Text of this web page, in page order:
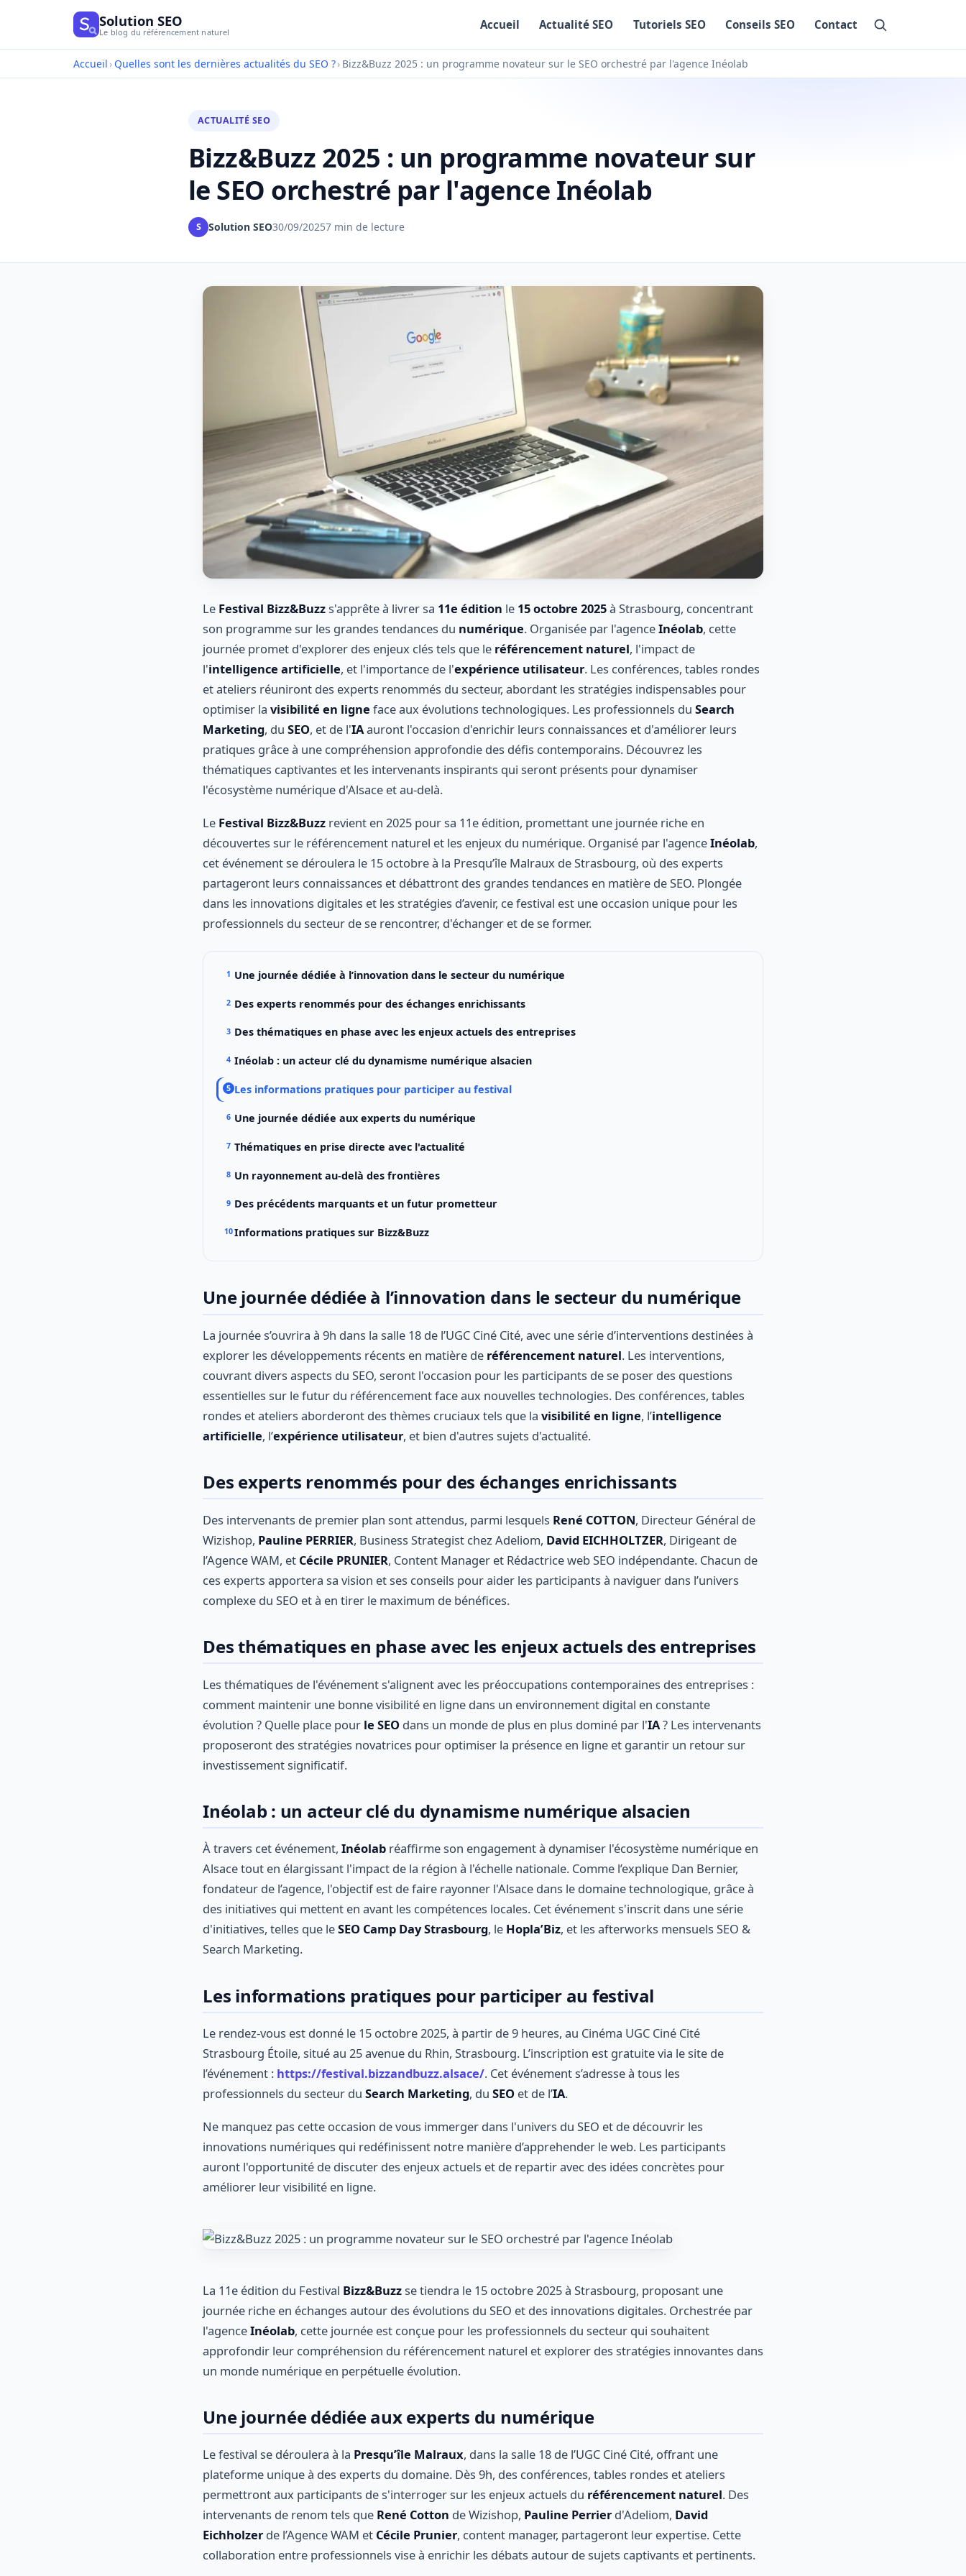
Solution SEO
Le blog du référencement naturel
Accueil Actualité SEO Tutoriels SEO Conseils SEO Contact
Accueil › Quelles sont les dernières actualités du SEO ?› Bizz&Buzz 2025 : un programme novateur sur le SEO orchestré par l'agence Inéolab
ACTUALITÉ SEO
Bizz&Buzz 2025 : un programme novateur sur
le SEO orchestré par l'agence Inéolab
S Solution SEO30/09/20257 min de lecture
Le Festival Bizz&Buzzs'apprête à livrer sa 11e édition le 15 octobre 2025à Strasbourg, concentrant
son programme sur les grandes tendances du numérique. Organisée par l'agenceInéolab, cette
journée promet d'explorer des enjeux clés tels que le référencement naturel, l'impact de
l'intelligence artificielle, et l'importance de l'expérience utilisateur. Les conférences, tables rondes
et ateliers réuniront des experts renommés du secteur, abordant les stratégies indispensables pour
optimiser la visibilité en ligne face aux évolutions technologiques. Les professionnels du Search
Marketing, du SEO, et de l'IAauront l'occasion d'enrichir leurs connaissances et d'améliorer leurs
pratiques grâce à une compréhension approfondie des défis contemporains. Découvrez les
thématiques captivantes et les intervenants inspirants qui seront présents pour dynamiser
l'écosystème numérique d'Alsace et au-delà.
Le Festival Bizz&Buzz revient en 2025 pour sa 11e édition, promettant une journée riche en
découvertes sur le référencement naturel et les enjeux du numérique. Organisé par l'agenceInéolab,
cet événement se déroulera le 15 octobre à la Presqu’île Malraux de Strasbourg, où des experts
partageront leurs connaissances et débattront des grandes tendances en matière de SEO. Plongée
dans les innovations digitales et les stratégies d’avenir, ce festival est une occasion unique pour les
professionnels du secteur de se rencontrer, d'échanger et de se former.
Une journée dédiée à l’innovation dans le secteur du numérique
Des experts renommés pour des échanges enrichissants
Des thématiques en phase avec les enjeux actuels des entreprises
Inéolab : un acteur clé du dynamisme numérique alsacien
Les informations pratiques pour participer au festival
Une journée dédiée aux experts du numérique
Thématiques en prise directe avec l'actualité
Un rayonnement au-delà des frontières
Des précédents marquants et un futur prometteur
Informations pratiques sur Bizz&Buzz
Une journée dédiée à l’innovation dans le secteur du numérique
La journée s’ouvrira à 9h dans la salle 18 de l’UGC Ciné Cité, avec une série d’interventions destinées à
explorer les développements récents en matière de référencement naturel. Les interventions,
couvrant divers aspects du SEO, seront l'occasion pour les participants de se poser des questions
essentielles sur le futur du référencement face aux nouvelles technologies. Des conférences, tables
rondes et ateliers aborderont des thèmes cruciaux tels que la visibilité en ligne, l’intelligence
artificielle, l’expérience utilisateur, et bien d'autres sujets d'actualité.
Des experts renommés pour des échanges enrichissants
Des intervenants de premier plan sont attendus, parmi lesquels René COTTON, Directeur Général de
Wizishop, Pauline PERRIER, Business Strategist chez Adeliom, David EICHHOLTZER, Dirigeant de
l’Agence WAM, et Cécile PRUNIER, Content Manager et Rédactrice web SEO indépendante. Chacun de
ces experts apportera sa vision et ses conseils pour aider les participants à naviguer dans l’univers
complexe du SEO et à en tirer le maximum de bénéfices.
Des thématiques en phase avec les enjeux actuels des entreprises
Les thématiques de l'événement s'alignent avec les préoccupations contemporaines des entreprises :
comment maintenir une bonne visibilité en ligne dans un environnement digital en constante
évolution ? Quelle place pour le SEO dans un monde de plus en plus dominé par l'IA? Les intervenants
proposeront des stratégies novatrices pour optimiser la présence en ligne et garantir un retour sur
investissement significatif.
Inéolab : un acteur clé du dynamisme numérique alsacien
À travers cet événement, Inéolab réaffirme son engagement à dynamiser l'écosystème numérique en
Alsace tout en élargissant l'impact de la région à l'échelle nationale. Comme l’explique Dan Bernier,
fondateur de l’agence, l'objectif est de faire rayonner l'Alsace dans le domaine technologique, grâce à
des initiatives qui mettent en avant les compétences locales. Cet événement s'inscrit dans une série
d'initiatives, telles que leSEO Camp Day Strasbourg, le Hopla’Biz, et les afterworks mensuels SEO &
Search Marketing.
Les informations pratiques pour participer au festival
Le rendez-vous est donné le 15 octobre 2025, à partir de 9 heures, au Cinéma UGC Ciné Cité
Strasbourg Étoile, situé au 25 avenue du Rhin, Strasbourg. L’inscription est gratuite via le site de
l’événement : https://festival.bizzandbuzz.alsace/. Cet événement s’adresse à tous les
professionnels du secteur du Search Marketing, du SEO et de l’IA.
Ne manquez pas cette occasion de vous immerger dans l'univers du SEO et de découvrir les
innovations numériques qui redéfinissent notre manière d’apprehender le web. Les participants
auront l'opportunité de discuter des enjeux actuels et de repartir avec des idées concrètes pour
améliorer leur visibilité en ligne.
La 11e édition du Festival Bizz&Buzzse tiendra le 15 octobre 2025 à Strasbourg, proposant une
journée riche en échanges autour des évolutions du SEO et des innovations digitales. Orchestrée par
l'agenceInéolab, cette journée est conçue pour les professionnels du secteur qui souhaitent
approfondir leur compréhension du référencement naturel et explorer des stratégies innovantes dans
un monde numérique en perpétuelle évolution.
Une journée dédiée aux experts du numérique
Le festival se déroulera à la Presqu’île Malraux, dans la salle 18 de l’UGC Ciné Cité, offrant une
plateforme unique à des experts du domaine. Dès 9h, des conférences, tables rondes et ateliers
permettront aux participants de s'interroger sur les enjeux actuels du référencement naturel. Des
intervenants de renom tels que René Cotton de Wizishop, Pauline Perrier d'Adeliom, David
Eichholzer de l’Agence WAM et Cécile Prunier, content manager, partageront leur expertise. Cette
collaboration entre professionnels vise à enrichir les débats autour de sujets captivants et pertinents.